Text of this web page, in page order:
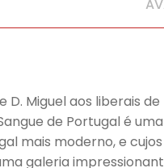
Miguel aos liberais de
de Portugal é
mais moderno, e
galeria